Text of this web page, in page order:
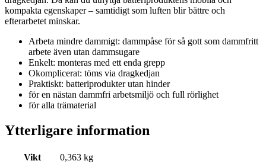
kompakta egenskaper – samtidigt som luften blir bättre och
efterarbetet minskar.
Arbeta mindre dammigt: dammpåse för så gott som dammfritt
arbete även utan dammsugare
Enkelt: monteras med ett enda grepp
Okomplicerat: töms via dragkedjan
Praktiskt: batteriprodukter utan hinder
för en nästan dammfri arbetsmiljö och full rörlighet
för alla trämaterial
Ytterligare information
Vikt
0,363 kg